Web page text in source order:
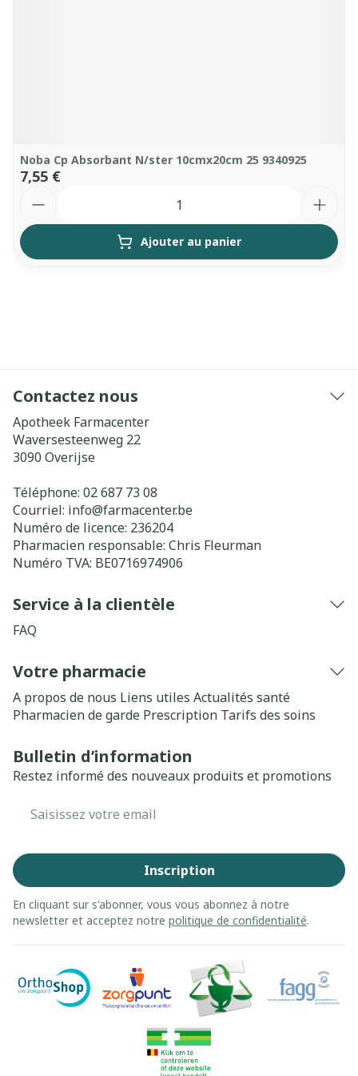
Noba Cp Absorbant N/ster 10cmx20cm 25 9340925
7,55 €
Ajouter au panier
Contactez nous
Apotheek Farmacenter
Waversesteenweg 22
3090 Overijse
Téléphone: 02 687 73 08
Courriel: info@farmacenter.be
Numéro de licence: 236204
Pharmacien responsable: Chris Fleurman
Numéro TVA: BE0716974906
Service à la clientèle
FAQ
Votre pharmacie
A propos de nous Liens utiles Actualités santé
Pharmacien de garde Prescription Tarifs des soins
Bulletin d’information
Restez informé des nouveaux produits et promotions
Inscription
En cliquant sur s'abonner, vous vous abonnez à notre
newsletter et acceptez notre politique de confidentialité.